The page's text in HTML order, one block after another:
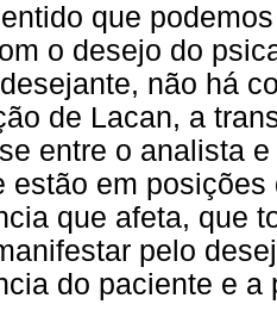
que
o desejo do
não há
de Lacan, a
entre o analista
estão em
que afeta, que
pelo
do paciente e